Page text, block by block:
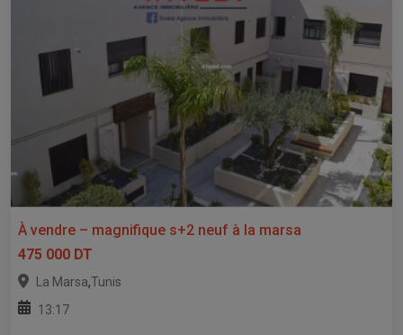
À vendre – magnifique s+2 neuf à la marsa
475 000 DT
La Marsa,Tunis
13:17